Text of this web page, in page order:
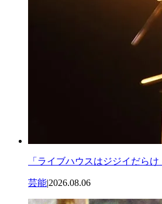
「ライブハウスはジジイだら
芸能|2026.08.06